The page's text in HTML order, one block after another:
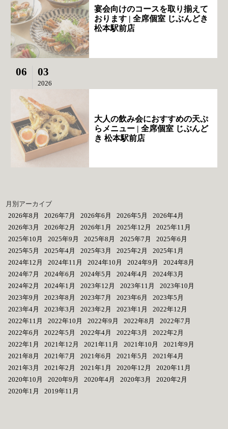
宴会向けのコースを取り揃えて
おります | 全席個室 じぶんどき
松本駅前店
06 03
2026
大人の飲み会におすすめの天ぷ
らメニュー | 全席個室 じぶんど
き 松本駅前店
月別アーカイブ
2026年8月
2026年7月 2026年6月 2026年5月
2026年4月
2026年3月
2026年2月 2026年1月 2025年12月
2025年11月
2025年10月
2025年9月 2025年8月 2025年7月
2025年6月
2025年5月
2025年4月 2025年3月 2025年2月
2025年1月
2024年12月
2024年11月 2024年10月 2024年9月
2024年8月
2024年7月
2024年6月 2024年5月 2024年4月
2024年3月
2024年2月
2024年1月 2023年12月 2023年11月
2023年10月
2023年9月
2023年8月 2023年7月 2023年6月
2023年5月
2023年4月
2023年3月 2023年2月 2023年1月
2022年12月
2022年11月
2022年10月 2022年9月 2022年8月
2022年7月
2022年6月
2022年5月 2022年4月 2022年3月
2022年2月
2022年1月
2021年12月 2021年11月 2021年10月
2021年9月
2021年8月
2021年7月 2021年6月 2021年5月
2021年4月
2021年3月
2021年2月 2021年1月 2020年12月
2020年11月
2020年10月
2020年9月 2020年4月 2020年3月
2020年2月
2020年1月
2019年11月